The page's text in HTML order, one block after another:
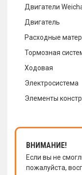
Двигатели
Двигатель
Расходные
Тормозная
Ходовая
Электросистема
Элементы
ВНИМАНИЕ!
Если вы не
пожалуйста,